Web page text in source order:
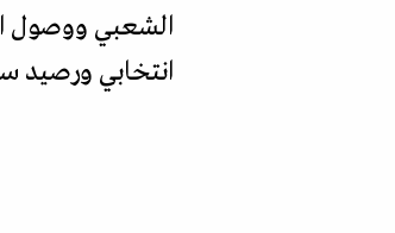
الشعبي ووصول
انتخابي ورصيد